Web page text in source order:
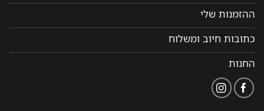
ההזמנות שלי
כתובות חיוב ומשלוח
החנות